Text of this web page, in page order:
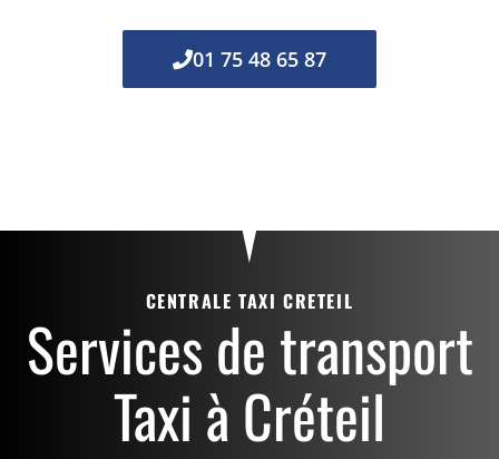
01 75 48 65 87
CENTRALE TAXI CRETEIL
Services de transport
Taxi à Créteil